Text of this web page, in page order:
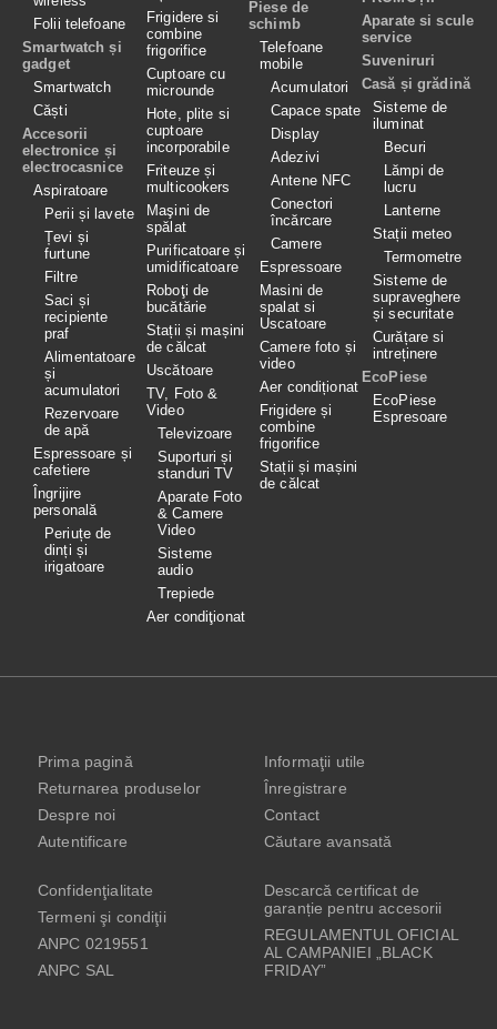
Folii telefoane
Smartwatch și
gadget
Smartwatch
Căști
Accesorii
electronice și
electrocasnice
Aspiratoare
Perii și lavete
Țevi și
furtune
Filtre
Saci și
recipiente
praf
Alimentatoare
și
acumulatori
Rezervoare
de apă
Espressoare și
cafetiere
Îngrijire
personală
Periuțe de
dinți și
irigatoare
Frigidere si
combine
frigorifice
Cuptoare cu
microunde
Hote, plite si
cuptoare
incorporabile
Friteuze și
multicookers
Maşini de
spălat
Purificatoare și
umidificatoare
Roboţi de
bucătărie
Stații și mașini
de călcat
Uscătoare
TV, Foto &
Video
Televizoare
Suporturi și
standuri TV
Aparate Foto
& Camere
Video
Sisteme
audio
Trepiede
Aer condiţionat
Piese de
schimb
Telefoane
mobile
Acumulatori
Capace spate
Display
Adezivi
Antene NFC
Conectori
încărcare
Camere
Espressoare
Masini de
spalat si
Uscatoare
Camere foto și
video
Aer condiționat
Frigidere și
combine
frigorifice
Stații și mașini
de călcat
Aparate si scule
service
Suveniruri
Casă și grădină
Sisteme de
iluminat
Becuri
Lămpi de
lucru
Lanterne
Stații meteo
Termometre
Sisteme de
supraveghere
și securitate
Curățare si
intreținere
EcoPiese
EcoPiese
Espresoare
Prima pagină
Returnarea produselor
Despre noi
Autentificare
Informaţii utile
Înregistrare
Contact
Căutare avansată
Confidenţialitate
Termeni şi condiţii
ANPC 0219551
ANPC SAL
Descarcă certificat de
garanție pentru accesorii
REGULAMENTUL OFICIAL
AL CAMPANIEI „BLACK
FRIDAY”